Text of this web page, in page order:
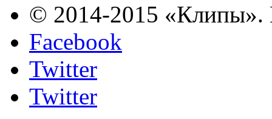
© 2014-2015 «Клипы».
Facebook
Twitter
Twitter